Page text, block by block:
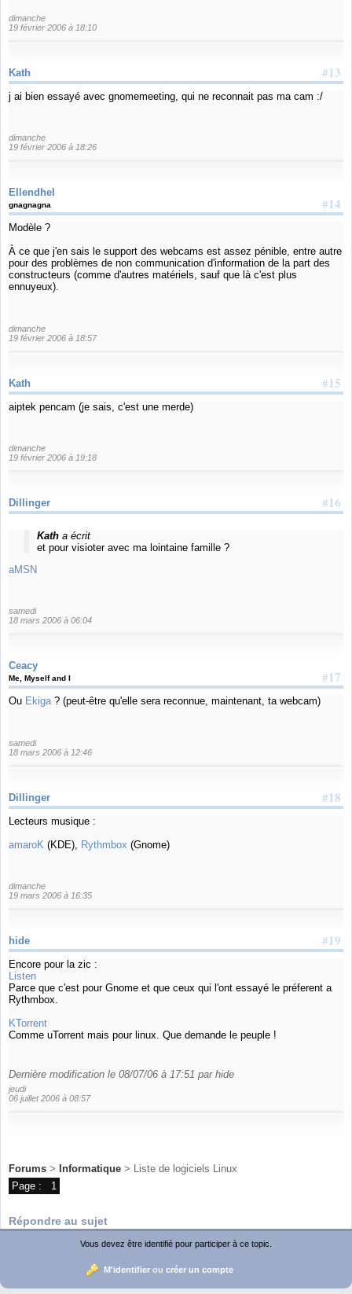
dimanche
19 février 2006 à 18:10
#13
Kath
j ai bien essayé avec gnomemeeting, qui ne reconnait pas ma cam :/
dimanche
19 février 2006 à 18:26
Ellendhel
#14
gnagnagna
Modèle ?
À ce que j'en sais le support des webcams est assez pénible, entre autre
pour des problèmes de non communication d'information de la part des
constructeurs (comme d'autres matériels, sauf que là c'est plus
ennuyeux).
dimanche
19 février 2006 à 18:57
#15
Kath
aiptek pencam (je sais, c'est une merde)
dimanche
19 février 2006 à 19:18
#16
Dillinger
Katha écrit
et pour visioter avec ma lointaine famille ?
aMSN
samedi
18 mars 2006 à 06:04
Ceacy
#17
Me, Myself and I
Ou Ekiga? (peut-être qu'elle sera reconnue, maintenant, ta webcam)
samedi
18 mars 2006 à 12:46
#18
Dillinger
Lecteurs musique :
amaroK (KDE), Rythmbox (Gnome)
dimanche
19 mars 2006 à 16:35
#19
hide
Encore pour la zic :
Listen
Parce que c'est pour Gnome et que ceux qui l'ont essayé le préferent a
Rythmbox.
KTorrent
Comme uTorrent mais pour linux. Que demande le peuple !
Dernière modification le 08/07/06 à 17:51 par hide
jeudi
06 juillet 2006 à 08:57
Forums > Informatique > Liste de logiciels Linux
Page :
1
Répondre au sujet
Vous devez être identifié pour participer à ce topic.
M'identifierou créer un compte